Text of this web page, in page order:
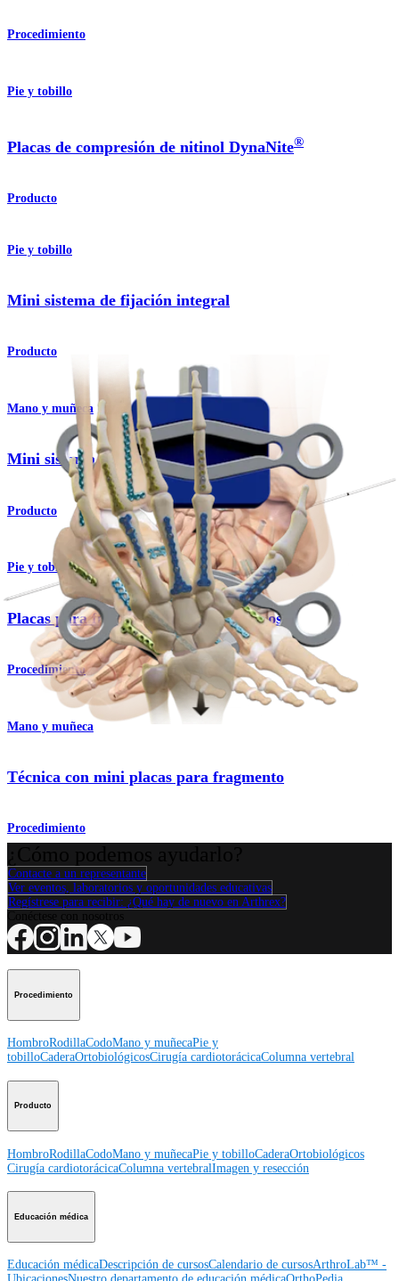
Procedimiento
Pie y tobillo
Placas de compresión de nitinol DynaNite®
Producto
Pie y tobillo
Mini sistema de fijación integral
Producto
Mano y muñeca
Mini sistema de fijación integral
Producto
Pie y tobillo
Placas para fijación de mini-fragmentos
Procedimiento
Mano y muñeca
Técnica con mini placas para fragmento
Procedimiento
Contacte a un representante
Ver eventos, laboratorios y oportunidades educativas
Regístrese para recibir: ¿Qué hay de nuevo en Arthrex?
Procedimiento
HombroRodillaCodoMano y muñecaPie y
tobilloCaderaOrtobiológicosCirugía cardiotorácicaColumna vertebral
Producto
HombroRodillaCodoMano y muñecaPie y tobilloCaderaOrtobiológicos
Cirugía cardiotorácicaColumna vertebralImagen y resección
Educación médica
Educación médicaDescripción de cursosCalendario de cursosArthroLab™ -